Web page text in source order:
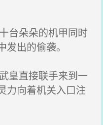
台朵朵的机甲同时
出的偷袭。
皇直接联手来到一
力向着机关入口注